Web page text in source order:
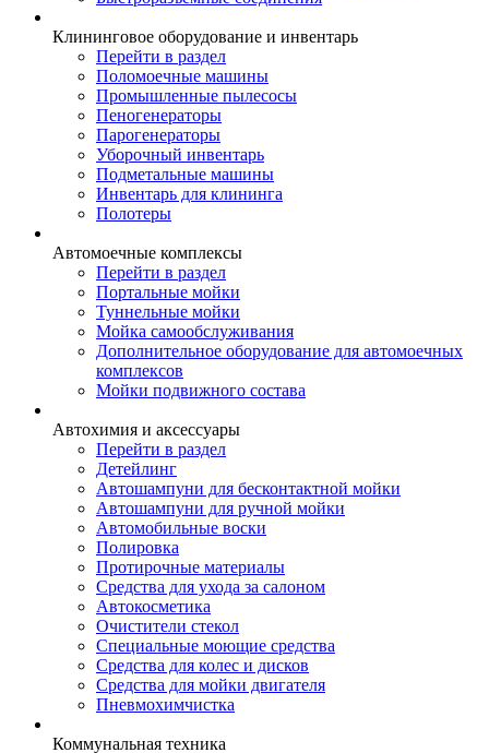
Клининговое оборудование и инвентарь
Перейти в раздел
Поломоечные машины
Промышленные пылесосы
Пеногенераторы
Парогенераторы
Уборочный инвентарь
Подметальные машины
Инвентарь для клининга
Полотеры
Автомоечные комплексы
Перейти в раздел
Портальные мойки
Туннельные мойки
Мойка самообслуживания
Дополнительное оборудование для автомоечных
комплексов
Мойки подвижного состава
Автохимия и аксессуары
Перейти в раздел
Детейлинг
Автошампуни для бесконтактной мойки
Автошампуни для ручной мойки
Автомобильные воски
Полировка
Протирочные материалы
Средства для ухода за салоном
Автокосметика
Очистители стекол
Специальные моющие средства
Средства для колес и дисков
Средства для мойки двигателя
Пневмохимчистка
Коммунальная техника